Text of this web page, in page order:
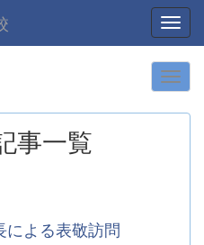
事一覧
による表敬訪問